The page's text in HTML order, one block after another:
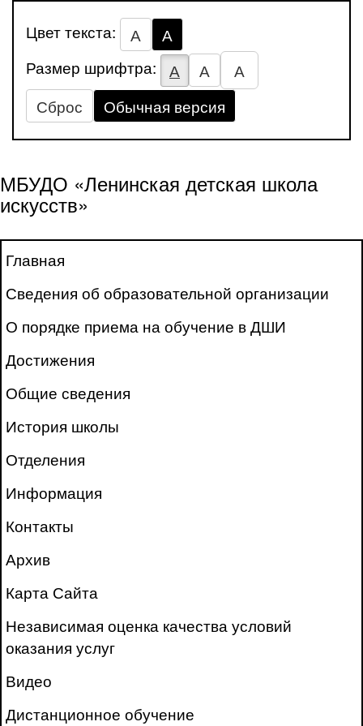
Цвет текста: А
А
Размер шрифтра:
А А
А
Сброс
Обычная версия
МБУДО «Ленинская детская школа
искусств»
Главная
Сведения об образовательной организации
О порядке приема на обучение в ДШИ
Достижения
Общие сведения
История школы
Отделения
Информация
Контакты
Архив
Карта Сайта
Независимая оценка качества условий
оказания услуг
Видео
Дистанционное обучение